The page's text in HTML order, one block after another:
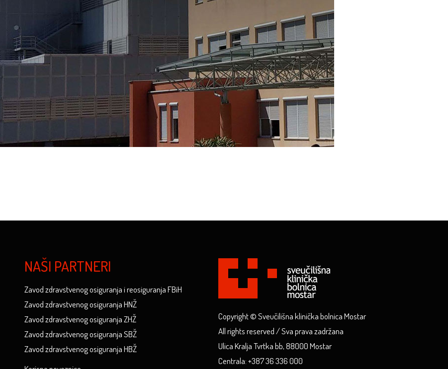
NAŠI PARTNERI
Zavod zdravstvenog osiguranja i reosiguranja FBiH
Zavod zdravstvenog osiguranja HNŽ
Zavod zdravstvenog osiguranja ZHŽ
Zavod zdravstvenog osiguranja SBŽ
Zavod zdravstvenog osiguranja HBŽ
Copyright © Sveučilišna klinička bolnica Mostar
All rights reserved / Sva prava zadržana
Ulica Kralja Tvrtka bb, 88000 Mostar
Centrala: +387 36 336 000